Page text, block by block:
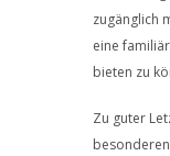
zugänglich
eine
bieten zu
Zu guter